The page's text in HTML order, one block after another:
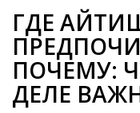
ГДЕ
ПОЧЕМУ:
ДЕЛЕ